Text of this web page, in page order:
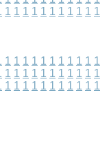
1 1 1 1 1 1 1 1 1 1 1
1 1 1 1 1 1 1 1 1 1 1
1 1 1 1 1 1 1 1 1 1 1
1 1 1 1 1 1 1 1 1 1 1